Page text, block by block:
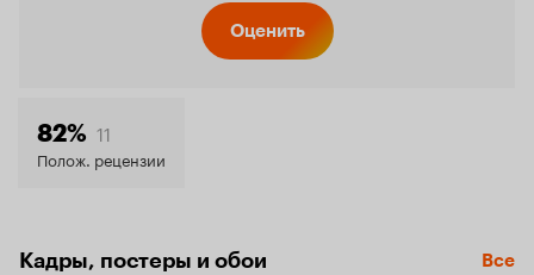
Оценить
82% 11
Полож. рецензии
Кадры, постеры и обои Все